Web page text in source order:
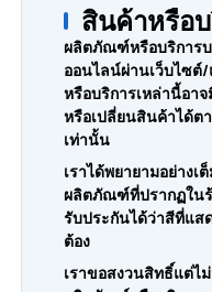
สินค้าหรือ
ผลิตภัณฑ์หรือบริการบ
ออนไลน์ผ่านเว็บไซ
หรือบริการเหล่านี้อา
หรือเปลี่ยนสินค้าได้ต
เท่านั้น
เราได้พยายามอย่าง
ผลิตภัณฑ์ที่ปรากฏในร้
รับประกันได้ว่าสีที่แส
ต้อง
เราขอสงวนสิทธิ์แต่ไ